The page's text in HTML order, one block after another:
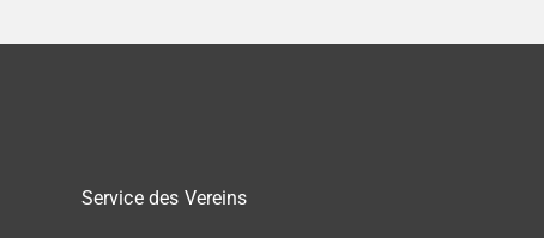
Wohnfläche von ca. 168 m²
Service des Vereins